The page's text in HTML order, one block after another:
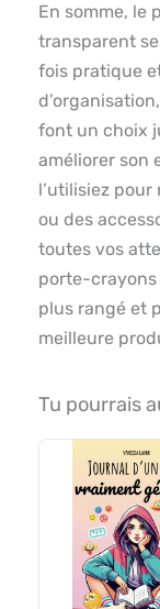
En somme, le
transparent
fois pratique
font un choix
améliorer son
l’utilisiez
ou des
toutes vos
porte-
plus rangé et
meilleure
Tu pourrais